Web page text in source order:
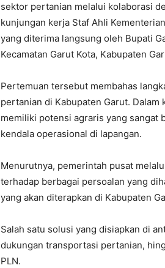
sektor pertanian melalui kolaborasi
kunjungan kerja Staf Ahli
yang diterima langsung oleh Bupati
Kecamatan Garut Kota, Kabupaten
Pertemuan tersebut membahas
pertanian di Kabupaten Garut.
memiliki potensi agraris yang sangat
kendala operasional di lapangan.
Menurutnya, pemerintah pusat
terhadap berbagai persoalan yang
yang akan diterapkan di Kabupaten
Salah satu solusi yang disiapkan di
dukungan transportasi pertanian,
PLN.